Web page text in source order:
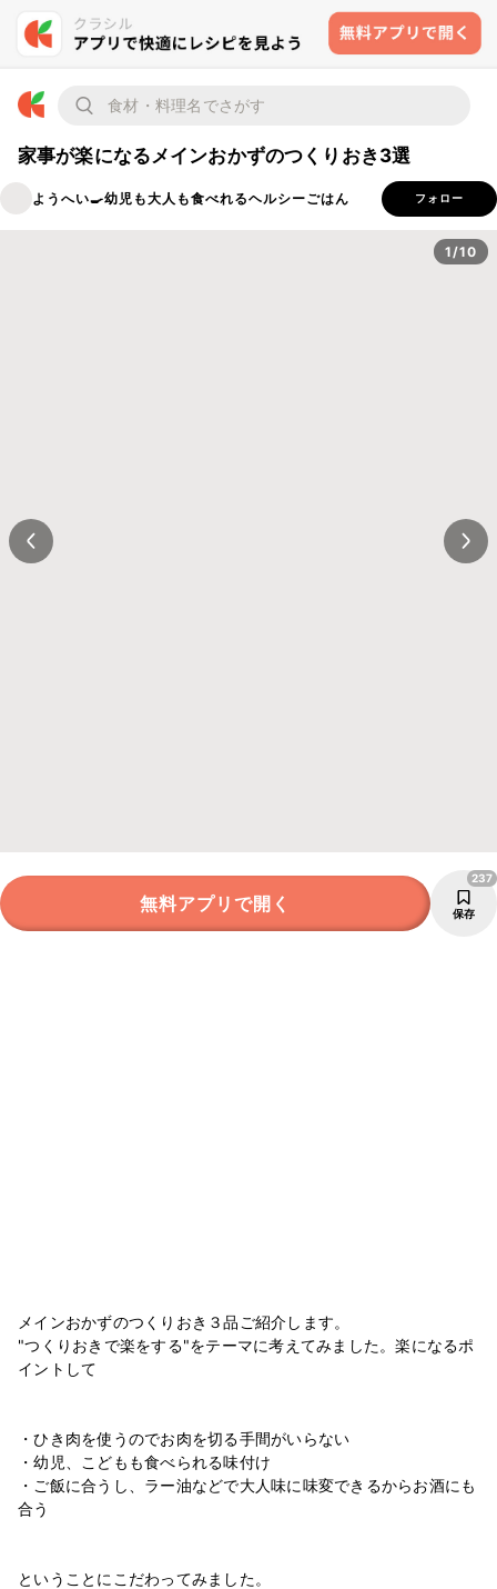
家事が楽になるメインおかずのつくりおき3選
ようへい🍳幼児も大人も食べれるヘルシーごはん フォロー
1/10
無料アプリで開く 保存
237
メインおかずのつくりおき３品ご紹介します。
"つくりおきで楽をする"をテーマに考えてみました。楽になるポ
イントして
・ひき肉を使うのでお肉を切る手間がいらない
・幼児、こどもも食べられる味付け
・ご飯に合うし、ラー油などで大人味に味変できるからお酒にも
合う
ということにこだわってみました。